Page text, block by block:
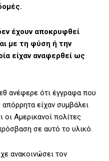
έχουν αποκρυφθεί
με τη φύση ή την
είχαν αναφερθεί ως
ανέφερε ότι έγγραφα που
είχαν συμβάλει
οι Αμερικανοί πολίτες
σε αυτό το υλικό.
ανακοινώσει τον